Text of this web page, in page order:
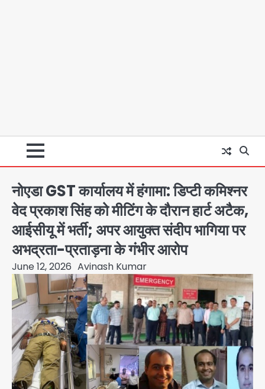
नोएडा GST कार्यालय में हंगामा: डिप्टी कमिश्नर
वेद प्रकाश सिंह को मीटिंग के दौरान हार्ट अटैक,
आईसीयू में भर्ती; अपर आयुक्त संदीप भागिया पर
अभद्रता-प्रताड़ना के गंभीर आरोप
June 12, 2026 Avinash Kumar